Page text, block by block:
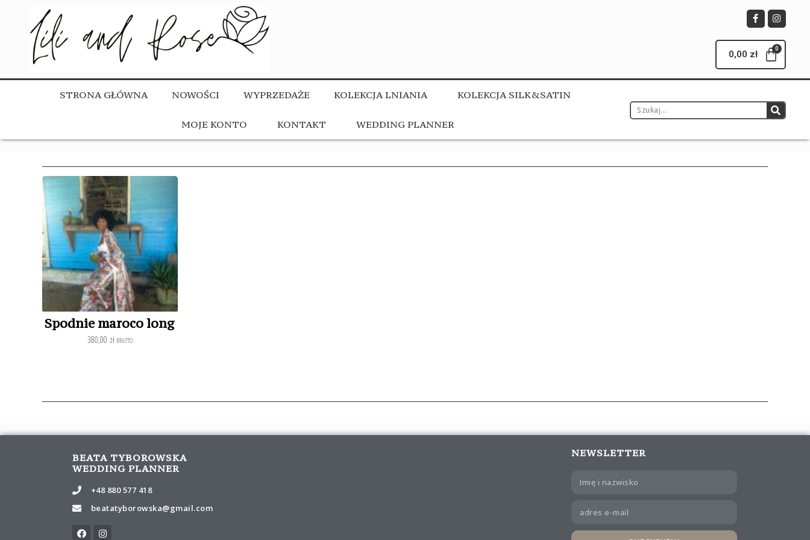
0,00 zł
STRONA GŁÓWNA NOWOŚCI WYPRZEDAŻE KOLEKCJA LNIANIA KOLEKCJA SILK&SATIN
MOJE KONTO KONTAKT WEDDING PLANNER
Spodnie maroco long
380,00 zł BRUTTO
BEATA TYBOROWSKA
WEDDING PLANNER
+48 880 577 418
beatatyborowska@gmail.com
NEWSLETTER